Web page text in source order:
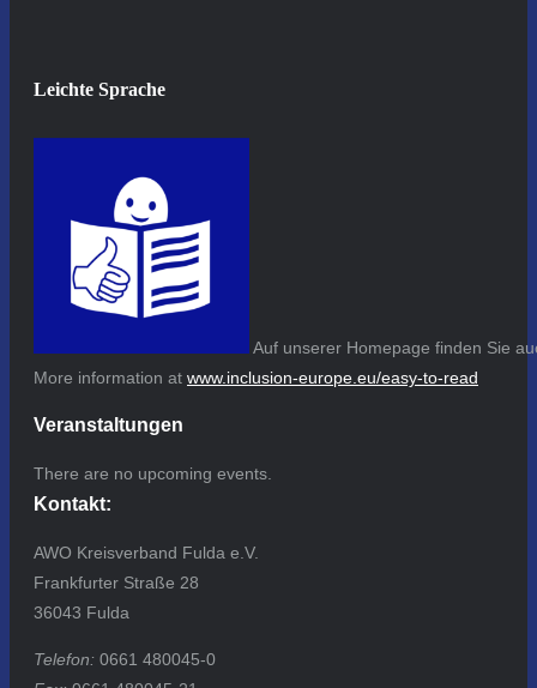
Leichte Sprache
Auf unserer Homepage finden Sie
More information at www.inclusion-europe.eu/easy-to-read
Veranstaltungen
There are no upcoming events.
Kontakt:
AWO Kreisverband Fulda e.V.
Frankfurter Straße 28
36043 Fulda
Telefon: 0661 480045-0